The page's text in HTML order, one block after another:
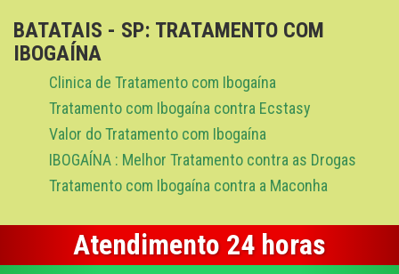
BATATAIS - SP: TRATAMENTO COM
IBOGAÍNA
Clinica de Tratamento com Ibogaína
Tratamento com Ibogaína contra Ecstasy
Valor do Tratamento com Ibogaína
IBOGAÍNA : Melhor Tratamento contra as Drogas
Tratamento com Ibogaína contra a Maconha
Atendimento 24 horas